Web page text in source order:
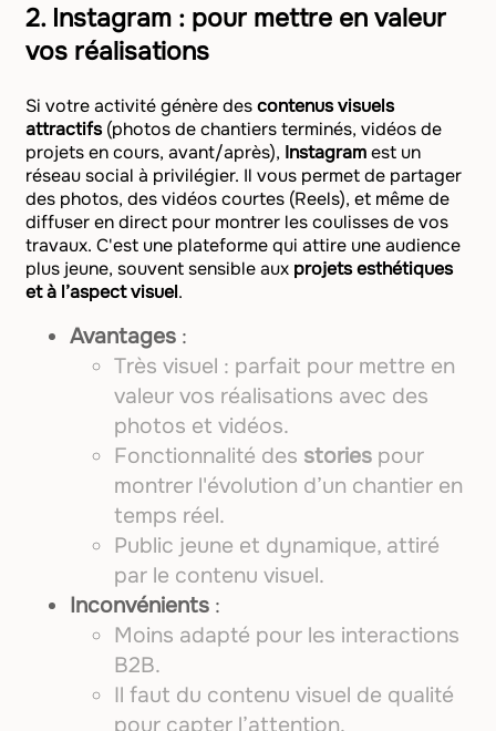
2. Instagram : pour mettre en valeur
vos réalisations
Si votre activité génère descontenus visuels
attractifs(photos de chantiers terminés, vidéos de
projets en cours, avant/après), Instagramest un
réseau social à privilégier. Il vous permet de partager
des photos, des vidéos courtes (Reels), et même de
diffuser en direct pour montrer les coulisses de vos
travaux. C'est une plateforme qui attire une audience
plus jeune, souvent sensible aux projets esthétiques
et à l’aspect visuel.
Avantages:
Très visuel : parfait pour mettre en
valeur vos réalisations avec des
photos et vidéos.
Fonctionnalité des storiespour
montrer l'évolution d’un chantier en
temps réel.
Public jeune et dynamique, attiré
par le contenu visuel.
Inconvénients:
Moins adapté pour les interactions
B2B.
Il faut du contenu visuel de qualité
pour capter l’attention.